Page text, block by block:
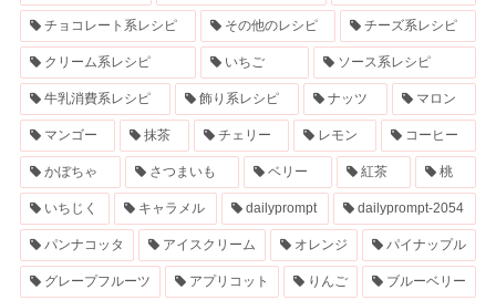
チョコレート系レシピ その他のレシピ チーズ系レシピ
クリーム系レシピ いちご ソース系レシピ
牛乳消費系レシピ 飾り系レシピ ナッツ マロン
マンゴー 抹茶 チェリー レモン コーヒー
かぼちゃ さつまいも ベリー 紅茶 桃
いちじく キャラメル dailyprompt dailyprompt-2054
パンナコッタ アイスクリーム オレンジ パイナップル
グレープフルーツ アプリコット りんご ブルーベリー